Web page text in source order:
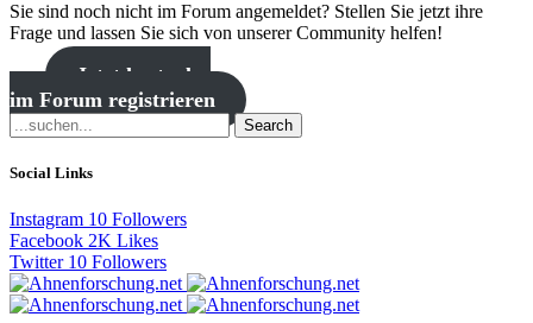
Sie sind noch nicht im Forum angemeldet? Stellen Sie jetzt ihre
Frage und lassen Sie sich von unserer Community helfen!
Jetzt kostenlos
im Forum registrieren
Search
Social Links
Instagram 10 Followers
Facebook 2K Likes
Twitter 10 Followers